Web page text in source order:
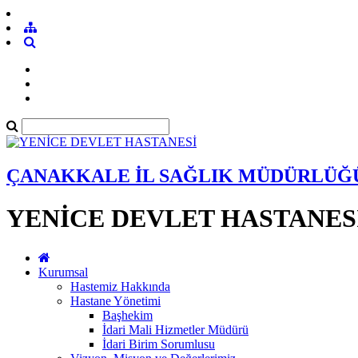
ÇANAKKALE İL SAĞLIK
YENİCE DEVLET
Kurumsal
Hastemiz Hakkında
Hastane Yönetimi
Başhekim
İdari Mali Hizmetler Müdürü
İdari Birim Sorumlusu